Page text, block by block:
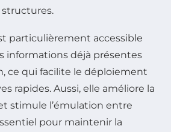
structures.
particulièrement accessible
informations déjà présentes
ce qui facilite le déploiement
rapides. Aussi, elle améliore la
stimule l’émulation entre
pour maintenir la